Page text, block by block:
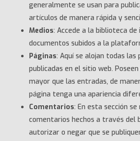
generalmente se usan para
artículos de manera rápida y
Medios: Accede a la biblioteca de
documentos subidos a la
Páginas: Aquí se alojan todas las
publicadas en el sitio web.
mayor que las entradas, de
página tenga una apariencia
Comentarios: En esta sección
comentarios hechos a través del
autorizar o negar que se